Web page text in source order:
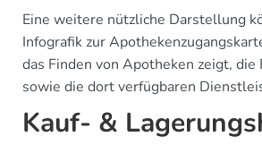
Eine weitere nützliche Darstellung
Infografik zur
das Finden von Apotheken zeigt, die
sowie die dort verfügbaren
Kauf- &